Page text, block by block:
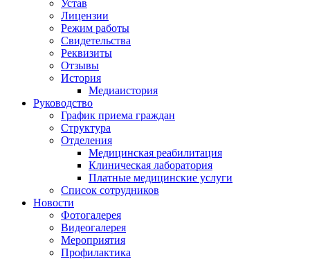
Устав
Лицензии
Режим работы
Свидетельства
Реквизиты
Отзывы
История
Медиаистория
Руководство
График приема граждан
Структура
Отделения
Медицинская реабилитация
Клиническая лаборатория
Платные медицинские услуги
Список сотрудников
Новости
Фотогалерея
Видеогалерея
Мероприятия
Профилактика